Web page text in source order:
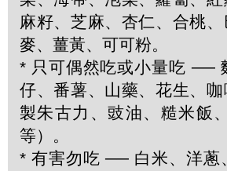
麻籽、芝麻、杏仁、合桃
麥、薑黃、可可粉。
* 只可偶然吃或小量吃 ──
仔、番薯、山藥、花生、
製朱古力、豉油、糙米飯
等）。
* 有害勿吃 ── 白米、洋蔥